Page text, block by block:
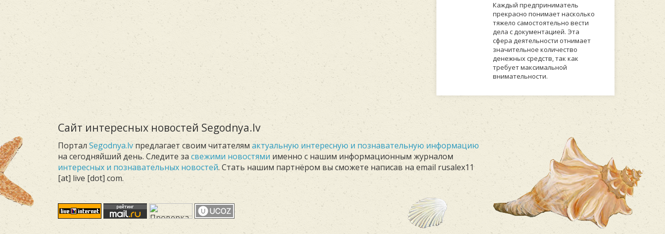
Каждый предприниматель
прекрасно понимает насколько
тяжело самостоятельно вести
дела с документацией. Эта
сфера деятельности отнимает
значительное количество
денежных средств, так как
требует максимальной
внимательности.
Сайт интересных новостей Segodnya.lv
Портал Segodnya.lv предлагает своим читателям актуальную интересную и познавательную информацию
на сегодняйший день. Следите за свежими новостями именно с нашим информационным журналом
интересных и познавательных новостей. Стать нашим партнёром вы сможете написав на email rusalex11
[at] live [dot] com.